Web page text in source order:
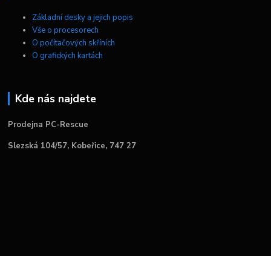
Základní desky a jejich popis
Vše o procesorech
O počítačových skříních
O grafických kartách
Kde nás najdete
Prodejna PC-Rescue
Slezská 104/57, Kobeřice, 747 27